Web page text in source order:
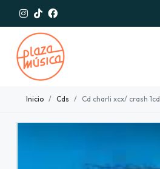
Inicio Cds Cd charli xcx/ crash 1cd